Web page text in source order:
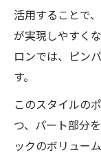
活用することで
が実現しやすく
ロンでは、ピン
す。
このスタイルの
つ、パート部分
ックのボリュー